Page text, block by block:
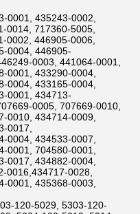
0001, 435243-0002,
0014, 717360-5005,
0002, 446905-0006,
0004, 446905-
0003, 441064-0001,
0001, 433290-0004,
0004, 433165-0004,
0001, 434713-
0005, 707669-0010,
0010, 434714-0009,
0017,
0004, 434533-0007,
0001, 704580-0001,
0017, 434882-0004,
0016,434717-0028,
0001, 435368-0003,
120-5029, 5303-120-